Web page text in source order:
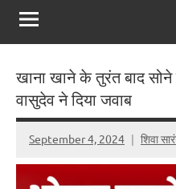
खाना खाने के तुरंत बाद सोने
वासुदेव ने दिया जवाब
September 4, 2024 शिवा